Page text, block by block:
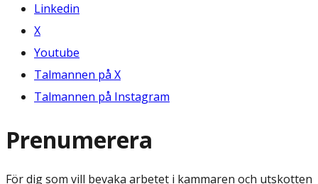
Linkedin
X
Youtube
Talmannen på X
Talmannen på Instagram
Prenumerera
För dig som vill bevaka arbetet i kammaren och utskotten